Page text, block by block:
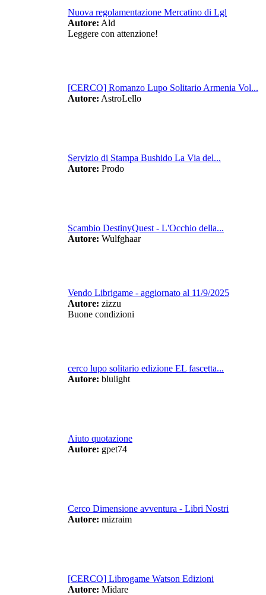
Nuova regolamentazione Mercatino di Lgl
Autore: Ald
Leggere con attenzione!
[CERCO] Romanzo Lupo Solitario Armenia Vol...
Autore: AstroLello
Servizio di Stampa Bushido La Via del...
Autore: Prodo
Scambio DestinyQuest - L'Occhio della...
Autore: Wulfghaar
Vendo Librigame - aggiornato al 11/9/2025
Autore: zizzu
Buone condizioni
cerco lupo solitario edizione EL fascetta...
Autore: blulight
Aiuto quotazione
Autore: gpet74
Cerco Dimensione avventura - Libri Nostri
Autore: mizraim
[CERCO] Librogame Watson Edizioni
Autore: Midare